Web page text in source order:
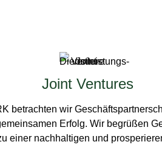
Joint Ventures
betrachten wir
Erfolg. Wir begrüßen
einer nachhaltigen und